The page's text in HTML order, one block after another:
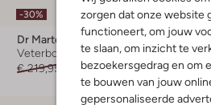
zorgen dat onze website
functioneert, om jouw
te slaan, om inzicht te
bezoekersgedrag en om
te bouwen van jouw
gepersonaliseerde
-30%
Dr Martens
Veterboots
€ 219,95
€ 153,99
-
€